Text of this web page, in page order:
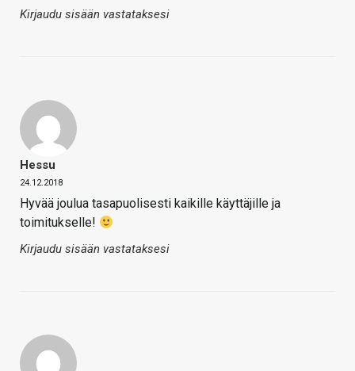
Kirjaudu sisään vastataksesi
Hessu
24.12.2018
Hyvää joulua tasapuolisesti kaikille käyttäjille ja
toimitukselle!
Kirjaudu sisään vastataksesi